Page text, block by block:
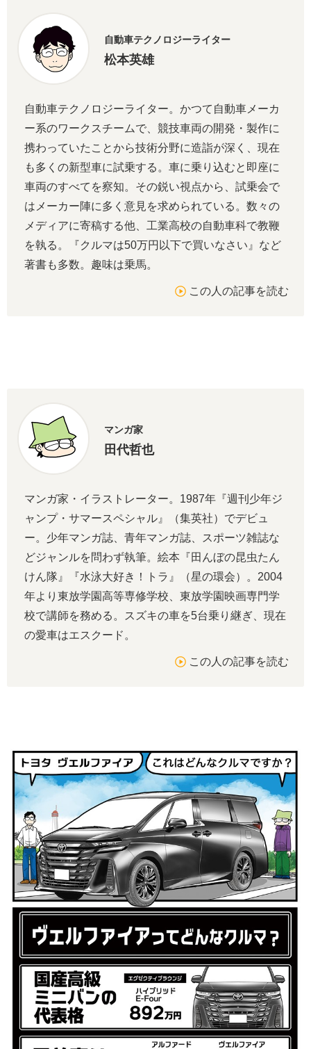
自動車テクノロジーライター
松本英雄
自動車テクノロジーライター。かつて自動車メーカ
ー系のワークスチームで、競技車両の開発・製作に
携わっていたことから技術分野に造詣が深く、現在
も多くの新型車に試乗する。車に乗り込むと即座に
車両のすべてを察知。その鋭い視点から、試乗会で
はメーカー陣に多く意見を求められている。数々の
メディアに寄稿する他、工業高校の自動車科で教鞭
を執る。『クルマは50万円以下で買いなさい』など
著書も多数。趣味は乗馬。
この人の記事を読む
マンガ家
田代哲也
マンガ家・イラストレーター。1987年『週刊少年ジ
ャンプ・サマースペシャル』（集英社）でデビュ
ー。少年マンガ誌、青年マンガ誌、スポーツ雑誌な
どジャンルを問わず執筆。絵本『田んぼの昆虫たん
けん隊』『水泳大好き！トラ』（星の環会）。2004
年より東放学園高等専修学校、東放学園映画専門学
校で講師を務める。スズキの車を5台乗り継ぎ、現在
の愛車はエスクード。
この人の記事を読む